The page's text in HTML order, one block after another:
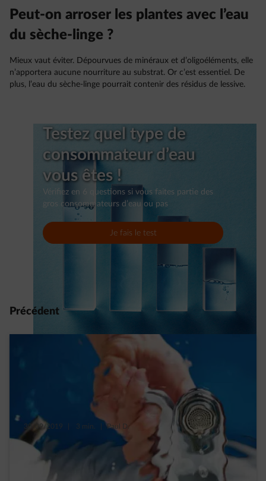
Peut-on arroser les plantes avec l’eau
du sèche-linge ?
Mieux vaut éviter. Dépourvues de minéraux et d’oligoéléments, elle
n’apportera aucune nourriture au substrat. Or c’est essentiel. De
plus, l’eau du sèche-linge pourrait contenir des résidus de lessive.
Testez quel type de
consommateur d’eau
vous êtes !
Vérifiez en 6 questions si vous faites partie des
gros consommateurs d’eau ou pas
Je fais le test
Précédent
30/09/2019 3 min. Paul D.
À chaque fois que vous ouvrez le robinet,
combien d’eau consommez-vous ?